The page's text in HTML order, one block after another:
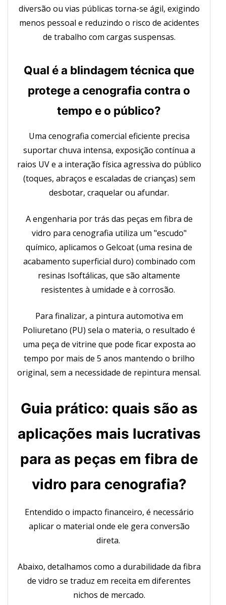
diversão ou vias públicas torna-se ágil, exigindo
menos pessoal e reduzindo o risco de acidentes
de trabalho com cargas suspensas.
Qual é a blindagem técnica que
protege a cenografia contra o
tempo e o público?
Uma cenografia comercial eficiente precisa
suportar chuva intensa, exposição contínua a
raios UV e a interação física agressiva do público
(toques, abraços e escaladas de crianças) sem
desbotar, craquelar ou afundar.
A engenharia por trás das peças em fibra de
vidro para cenografia utiliza um "escudo"
químico, aplicamos o Gelcoat (uma resina de
acabamento superficial duro) combinado com
resinas Isoftálicas, que são altamente
resistentes à umidade e à corrosão.
Para finalizar, a pintura automotiva em
Poliuretano (PU) sela o materia, o resultado é
uma peça de vitrine que pode ficar exposta ao
tempo por mais de 5 anos mantendo o brilho
original, sem a necessidade de repintura mensal.
Guia prático: quais são as
aplicações mais lucrativas
para as peças em fibra de
vidro para cenografia?
Entendido o impacto financeiro, é necessário
aplicar o material onde ele gera conversão
direta.
Abaixo, detalhamos como a durabilidade da fibra
de vidro se traduz em receita em diferentes
nichos de mercado.